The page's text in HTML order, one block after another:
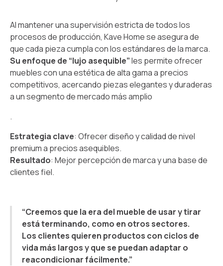
Al mantener una supervisión estricta de todos los
procesos de producción, Kave Home se asegura de
que cada pieza cumpla con los estándares de la marca.
Su enfoque de “lujo asequible”les permite ofrecer
muebles con una estética de alta gama a precios
competitivos, acercando piezas elegantes y duraderas
a un segmento de mercado más amplio
.
Estrategia clave: Ofrecer diseño y calidad de nivel
premium a precios asequibles.
Resultado: Mejor percepción de marca y una base de
clientes fiel.
“Creemos que la era del mueble de usar y tirar
está terminando, como en otros sectores.
Los clientes quieren productos con ciclos de
vida más largos y que se puedan adaptar o
reacondicionar fácilmente.”